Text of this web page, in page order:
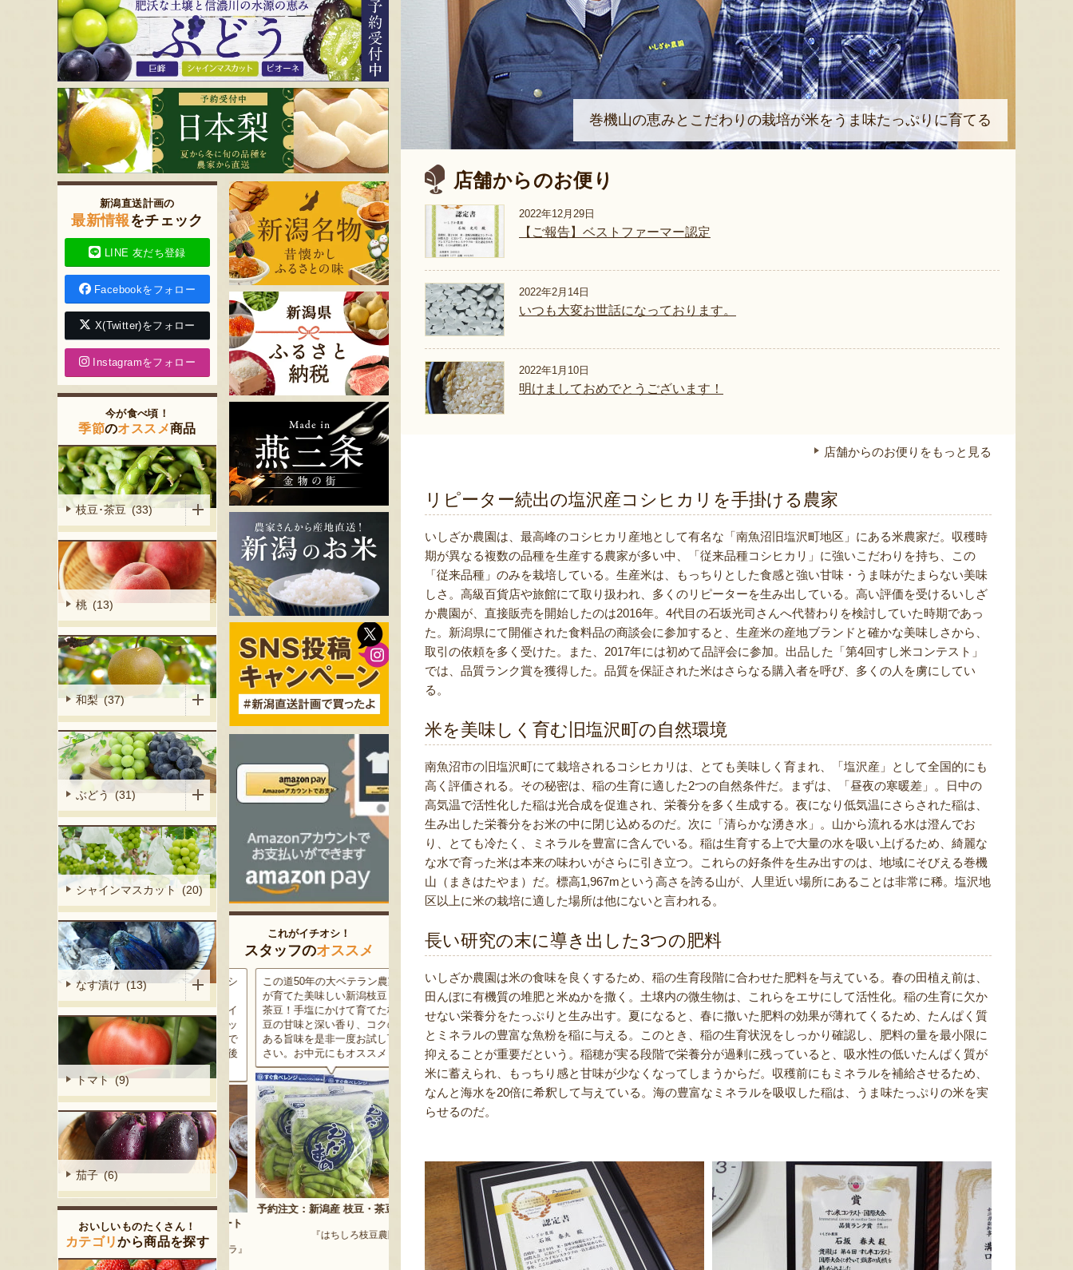
巻機山の恵みとこだわりの栽培が米をうま味たっぷりに育てる
店舗からのお便り
2022年12月29日
【ご報告】ベストファーマー認定
2022年2月14日
いつも大変お世話になっております。
2022年1月10日
明けましておめでとうございます！
店舗からのお便りをもっと見る
リピーター続出の塩沢産コシヒカリを手掛ける農家
いしざか農園は、最高峰のコシヒカリ産地として有名な「南魚沼旧塩沢町地区」にある米農家だ。収穫時
期が異なる複数の品種を生産する農家が多い中、「従来品種コシヒカリ」に強いこだわりを持ち、この
「従来品種」のみを栽培している。生産米は、もっちりとした食感と強い甘味・うま味がたまらない美味
しさ。高級百貨店や旅館にて取り扱われ、多くのリピーターを生み出している。高い評価を受けるいしざ
か農園が、直接販売を開始したのは2016年。4代目の石坂光司さんへ代替わりを検討していた時期であっ
た。新潟県にて開催された食料品の商談会に参加すると、生産米の産地ブランドと確かな美味しさから、
取引の依頼を多く受けた。また、2017年には初めて品評会に参加。出品した「第4回すし米コンテスト」
では、品質ランク賞を獲得した。品質を保証された米はさらなる購入者を呼び、多くの人を虜にしてい
る。
米を美味しく育む旧塩沢町の自然環境
南魚沼市の旧塩沢町にて栽培されるコシヒカリは、とても美味しく育まれ、「塩沢産」として全国的にも
高く評価される。その秘密は、稲の生育に適した2つの自然条件だ。まずは、「昼夜の寒暖差」。日中の
高気温で活性化した稲は光合成を促進され、栄養分を多く生成する。夜になり低気温にさらされた稲は、
生み出した栄養分をお米の中に閉じ込めるのだ。次に「清らかな湧き水」。山から流れる水は澄んでお
り、とても冷たく、ミネラルを豊富に含んでいる。稲は生育する上で大量の水を吸い上げるため、綺麗な
な水で育った米は本来の味わいがさらに引き立つ。これらの好条件を生み出すのは、地域にそびえる巻機
山（まきはたやま）だ。標高1,967mという高さを誇る山が、人里近い場所にあることは非常に稀。塩沢地
区以上に米の栽培に適した場所は他にないと言われる。
長い研究の末に導き出した3つの肥料
いしざか農園は米の食味を良くするため、稲の生育段階に合わせた肥料を与えている。春の田植え前は、
田んぼに有機質の堆肥と米ぬかを撒く。土壌内の微生物は、これらをエサにして活性化。稲の生育に欠か
せない栄養分をたっぷりと生み出す。夏になると、春に撒いた肥料の効果が薄れてくるため、たんぱく質
とミネラルの豊富な魚粉を稲に与える。このとき、稲の生育状況をしっかり確認し、肥料の量を最小限に
抑えることが重要だという。稲穂が実る段階で栄養分が過剰に残っていると、吸水性の低いたんぱく質が
米に蓄えられ、もっちり感と甘味が少なくなってしまうからだ。収穫前にもミネラルを補給させるため、
なんと海水を20倍に希釈して与えている。海の豊富なミネラルを吸収した稲は、うま味たっぷりの米を実
らせるのだ。
新潟直送計画の
最新情報をチェック
LINE 友だち登録
Facebookをフォロー
X(Twitter)をフォロー
Instagramをフォロー
今が食べ頃！
季節のオススメ商品
枝豆･茶豆 (33)
桃 (13)
和梨 (37)
ぶどう (31)
シャインマスカット (20)
なす漬け (13)
トマト (9)
茄子 (6)
おいしいものたくさん！
カテゴリから商品を探す
これがイチオシ！
スタッフのオススメ
販売当初から変わらないレシ
ピで作る「アラモードアイ
ス」と、素材を活かした「イ
タリアンジェラート」のセッ
ト。独自の口どけと、濃密で
ありながらさっぱりとした後
味をお楽しみください！
アラモードアイス・ジェラート
『アラモード・キムラ』
この道50年の大ベテラン農家
が育てた美味しい新潟枝豆・
茶豆！手塩にかけて育てた枝
豆の甘味と深い香り、コクの
ある旨味を是非一度お試し下
さい。お中元にもオススメ！
予約注文：新潟産 枝豆・茶豆
『はちしろ枝豆農園』
新潟の夏と言えば大阪屋の流
れ梅！国産の梅果汁とくずき
り風のゼリーの相性が抜群。
爽やかな甘みとツルッとした
食感は一度食べたらクセにな
るはず！お中元にも喜ばれる
こと間違い無し！
『株式会社 大阪屋』
魚沼市だけで作られている
「深雪なす」を使ったなす漬
け。しっかりとした塩味が好
評で、地元の直売所で大人気
の商品です。夏はもちろん、
甘みがのった秋なすは特に絶
品。新米との相性も抜群で
す！
予約注文：魚沼の定番 まるつた
のなす漬け 深雪なす
太田農園が手塩にかけて育て
たアールスメロン！イギリス
生まれの原種メロンの血をひ
く、「メロンの王様」とも呼
ばれる高級メロンを農園より
直送！お盆などの贈答用にも
おすすめです。
予約注文：新潟産 アールスメロ
ン（盆メロン）
『情熱野菜の太田農園』
新潟市江南区で育てられた和
梨。有機質肥料と、すべての
実に袋をかける丁寧な手仕事
によって、濃厚な甘みと美し
い姿を持つ梨が生み出されま
す。「愛甘水」や「王秋」な
ど、旬の品種をお届けしま
す。
予約注文：新潟県産 梨
『くまの森ファーム』